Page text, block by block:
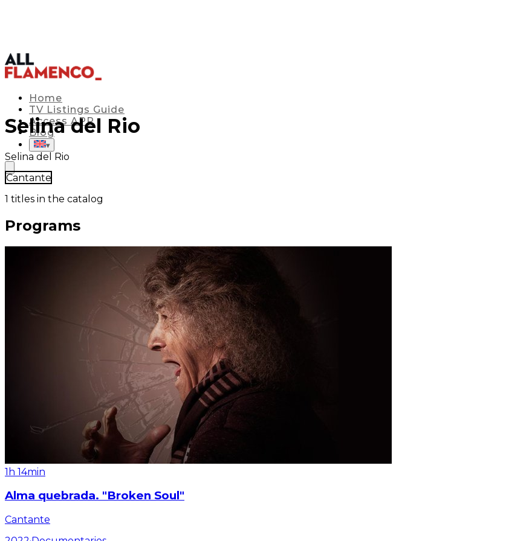
Home
TV Listings Guide
Access APP
Blog
▾
Selina del Rio
Selina del Rio
Cantante
1 titles in the catalog
Programs
1h 14min
Alma quebrada. "Broken Soul"
Cantante